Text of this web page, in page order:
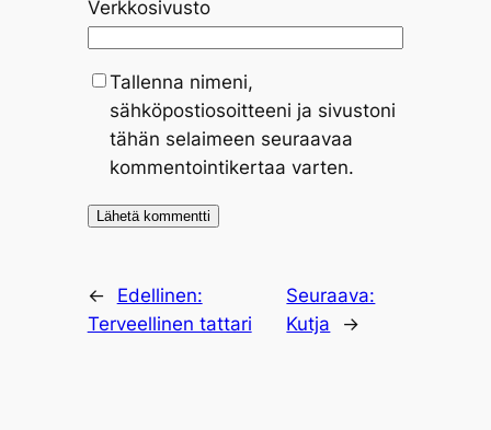
Verkkosivusto
Tallenna nimeni,
sähköpostiosoitteeni ja sivustoni
tähän selaimeen seuraavaa
kommentointikertaa varten.
←
Edellinen:
Terveellinen tattari
Seuraava:
Kutja
→